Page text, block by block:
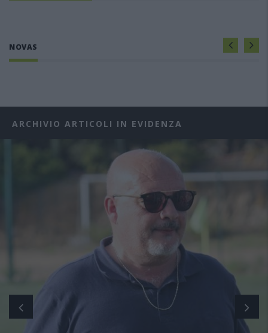
NOVAS
ARCHIVIO ARTICOLI IN EVIDENZA